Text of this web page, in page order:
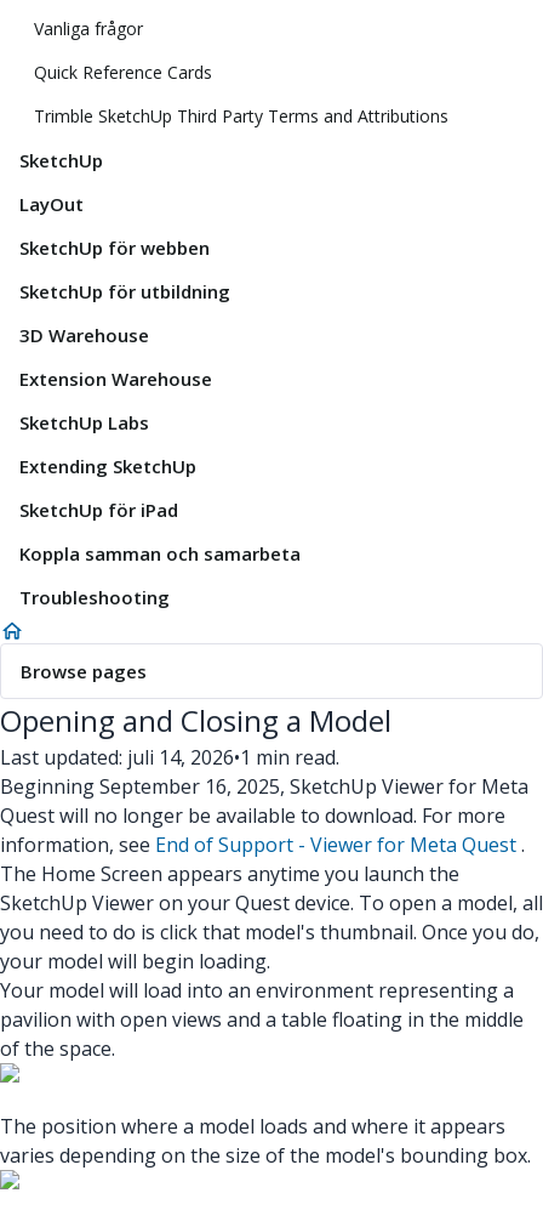
Vanliga frågor
Quick Reference Cards
Trimble SketchUp Third Party Terms and Attributions
SketchUp
LayOut
SketchUp för webben
SketchUp för utbildning
3D Warehouse
Extension Warehouse
SketchUp Labs
Extending SketchUp
SketchUp för iPad
Koppla samman och samarbeta
Troubleshooting
Browse pages
Opening and Closing a Model
Last updated: juli 14, 2026•1 min read.
Beginning September 16, 2025, SketchUp Viewer for Meta
Quest will no longer be available to download. For more
information, see End of Support - Viewer for Meta Quest.
The Home Screen appears anytime you launch the
SketchUp Viewer on your Quest device. To open a model, all
you need to do is click that model's thumbnail. Once you do,
your model will begin loading.
Your model will load into an environment representing a
pavilion with open views and a table floating in the middle
of the space.
The position where a model loads and where it appears
varies depending on the size of the model's bounding box.